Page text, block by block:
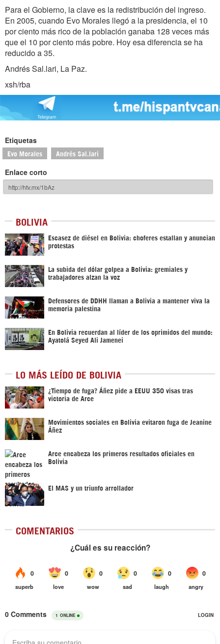
Para el Gobierno, la clave es la redistribución del ingreso.
En 2005, cuando Evo Morales llegó a la presidencia, el 10
por ciento más rico de la población ganaba 128 veces más
que el 10 por ciento más pobre. Hoy esa diferencia se ha
reducido a 35.
Andrés Sal.lari, La Paz.
xsh/rba
Etiquetas
Evo Morales Andrés Sal.lari
Enlace corto
BOLIVIA
Escasez de diésel en Bolivia: choferes estallan y anuncian
protestas
La subida del dólar golpea a Bolivia: gremiales y
trabajadores alzan la voz
Defensores de DDHH llaman a Bolivia a mantener viva la
memoria palestina
En Bolivia recuerdan al líder de los oprimidos del mundo:
Ayatolá Seyed Ali Jamenei
LO MÁS LEÍDO DE BOLIVIA
¿Tiempo de fuga? Áñez pide a EEUU 350 visas tras
victoria de Arce
Movimientos sociales en Bolivia evitaron fuga de Jeanine
Áñez
Arce encabeza los primeros resultados oficiales en
Bolivia
El MAS y un triunfo arrollador
COMENTARIOS